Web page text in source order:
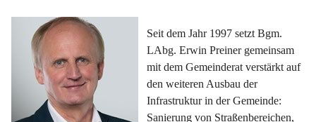
Seit dem Jahr 1997 setzt Bgm.
LAbg. Erwin Preiner gemeinsam
mit dem Gemeinderat verstärkt auf
den weiteren Ausbau der
Infrastruktur in der Gemeinde:
Sanierung von Straßenbereichen,